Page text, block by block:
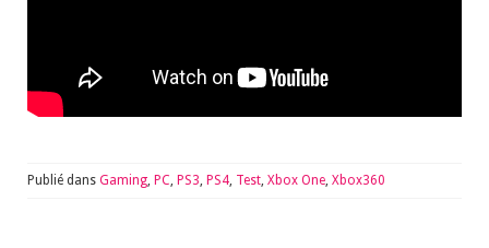
Publié dans Gaming PC PS3 PS4 Test Xbox One Xbox360